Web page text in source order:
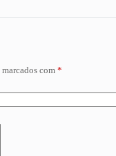
com *